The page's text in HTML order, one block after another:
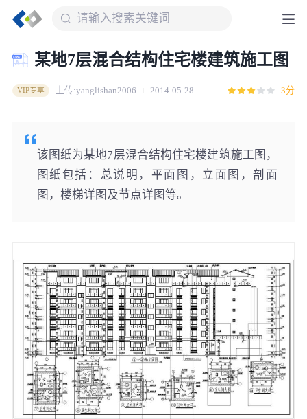
某地7层混合结构住宅楼建筑施工图
VIP专享 上传:yanglishan2006 2014-05-28 3分
该图纸为某地7层混合结构住宅楼建筑施工图，
图纸包括：总说明，平面图，立面图，剖面
图，楼梯详图及节点详图等。